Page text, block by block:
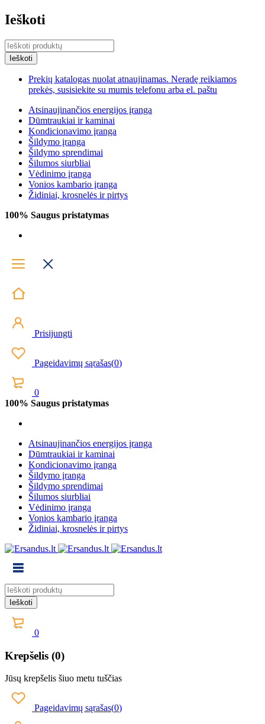
Ieškoti
Prekių katalogas nuolat atnaujinamas. Neradę reikiamos
prekės, susisiekite su mumis telefonu arba el. paštu
Atsinaujinančios energijos įranga
Dūmtraukiai ir kaminai
Kondicionavimo įranga
Šildymo įranga
Šildymo sprendimai
Šilumos siurbliai
Vėdinimo įranga
Vonios kambario įranga
Židiniai, krosnelės ir pirtys
100% Saugus pristatymas
Prisijungti
Pageidavimų sąrašas(0)
0
100% Saugus pristatymas
Atsinaujinančios energijos įranga
Dūmtraukiai ir kaminai
Kondicionavimo įranga
Šildymo įranga
Šildymo sprendimai
Šilumos siurbliai
Vėdinimo įranga
Vonios kambario įranga
Židiniai, krosnelės ir pirtys
0
Krepšelis (0)
Jūsų krepšelis šiuo metu tuščias
Pageidavimų sąrašas(0)